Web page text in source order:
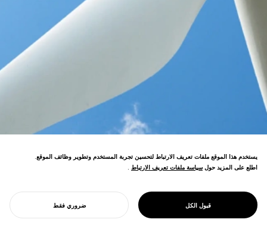
PROJECT
E.CYCLE
وتبادل الطاقة بين المدن، بهدف إنشاء نظام
طاقة دائري داخل المجتمعات المحلية.
يستخدم هذا الموقع ملفات تعريف الارتباط لتحسين تجربة المستخدم وتطوير وظائف الموقع.
اطلع على المزيد حول سياسة ملفات تعريف الارتباط
سياسة ملفات تعريف الارتباط .
قبول الكل ضروري فقط